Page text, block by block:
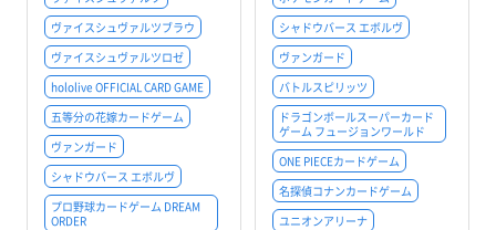
ヴァイスシュヴァルツブラウ
ヴァイスシュヴァルツロゼ
hololive OFFICIAL CARD GAME
五等分の花嫁カードゲーム
ヴァンガード
シャドウバース エボルヴ
プロ野球カードゲーム DREAM
ORDER
シャドウバース エボルヴ
ヴァンガード
バトルスピリッツ
ドラゴンボールスーパーカード
ゲーム フュージョンワールド
ONE PIECEカードゲーム
名探偵コナンカードゲーム
ユニオンアリーナ